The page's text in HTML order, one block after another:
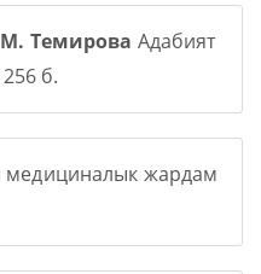
Темирова Адабият
б.
медициналык жардам